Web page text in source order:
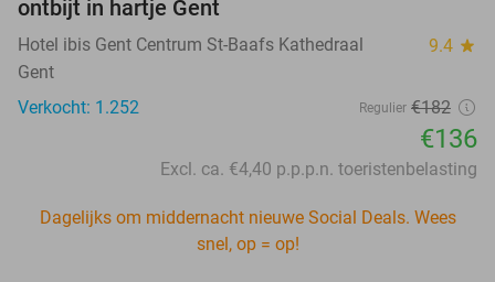
ontbijt in hartje Gent
Hotel ibis Gent Centrum St-Baafs Kathedraal 9.4 star
Gent
Verkocht: 1.252
Regulier €182
€136
Excl. ca. €4,40 p.p.p.n. toeristenbelasting
Dagelijks om middernacht nieuwe Social Deals. Wees
snel, op = op!